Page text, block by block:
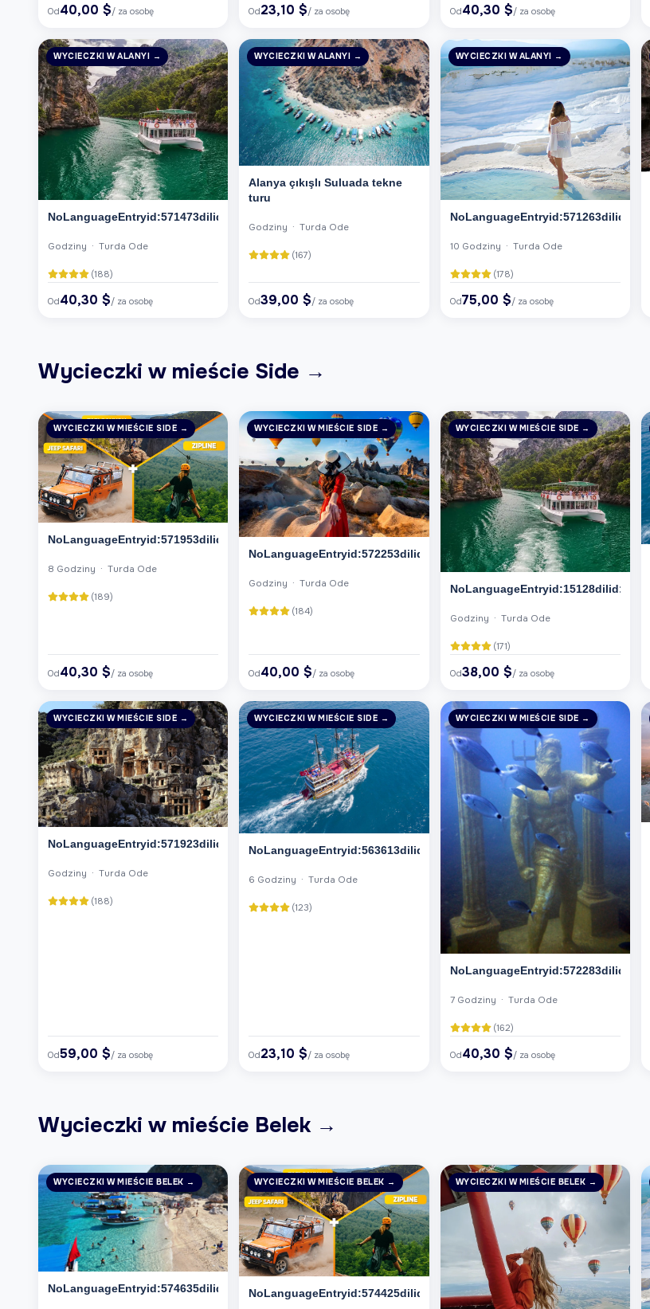
Od40,00 $/ za osobę Od23,10 $/ za osobę Od40,30 $/ za osobę
WYCIECZKI W ALANYI →
NoLanguageEntryid:571473dilid:6
Godziny · Turda Ode
(188)
Od40,30 $/ za osobę
WYCIECZKI W ALANYI →
Alanya çıkışlı Suluada tekne
turu
Godziny · Turda Ode
(167)
Od39,00 $/ za osobę
WYCIECZKI W ALANYI →
NoLanguageEntryid:571263dilid:6
10 Godziny · Turda Ode
(178)
Od75,00 $/ za osobę
Wycieczki w mieście Side →
WYCIECZKI W MIEŚCIE SIDE →
NoLanguageEntryid:571953dilid:6
8 Godziny · Turda Ode
(189)
Od40,30 $/ za osobę
WYCIECZKI W MIEŚCIE SIDE →
NoLanguageEntryid:572253dilid:6
Godziny · Turda Ode
(184)
Od40,00 $/ za osobę
WYCIECZKI W MIEŚCIE SIDE →
NoLanguageEntryid:15128dilid:6
Godziny · Turda Ode
(171)
Od38,00 $/ za osobę
WYCIECZKI W MIEŚCIE SIDE →
NoLanguageEntryid:571923dilid:6
Godziny · Turda Ode
(188)
Od59,00 $/ za osobę
WYCIECZKI W MIEŚCIE SIDE →
NoLanguageEntryid:563613dilid:6
6 Godziny · Turda Ode
(123)
Od23,10 $/ za osobę
WYCIECZKI W MIEŚCIE SIDE →
NoLanguageEntryid:572283dilid:6
7 Godziny · Turda Ode
(162)
Od40,30 $/ za osobę
Wycieczki w mieście Belek →
WYCIECZKI W MIEŚCIE BELEK →
NoLanguageEntryid:574635dilid:6
WYCIECZKI W MIEŚCIE BELEK →
NoLanguageEntryid:574425dilid:6
WYCIECZKI W MIEŚCIE BELEK →